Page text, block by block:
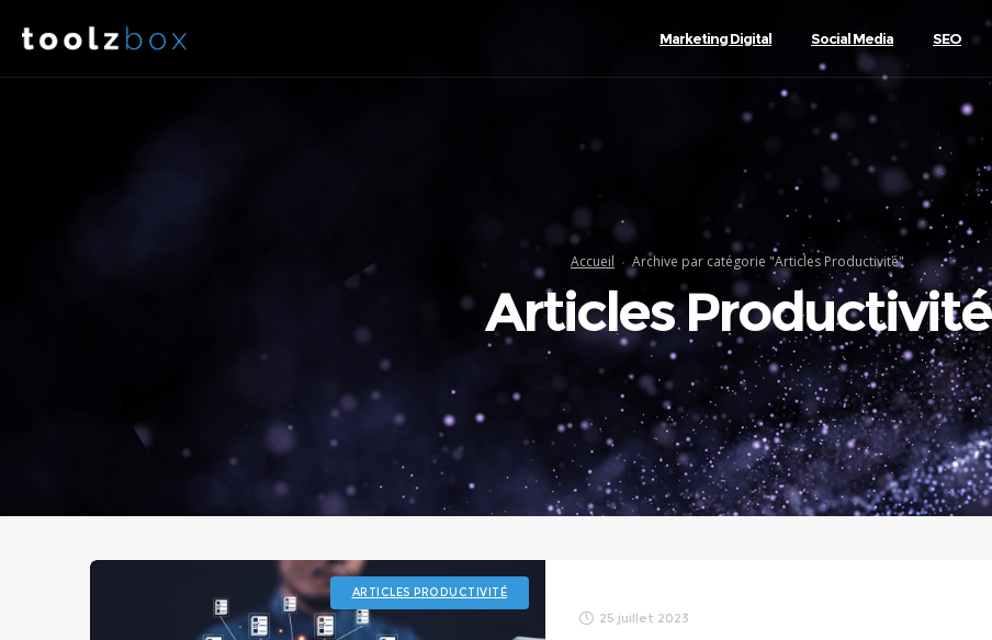
Marketing Digital Social Media SEO
Accueil Archive par catégorie "Articles Productivité"
Articles Productivité
ARTICLES PRODUCTIVITÉ
25 juillet 2023